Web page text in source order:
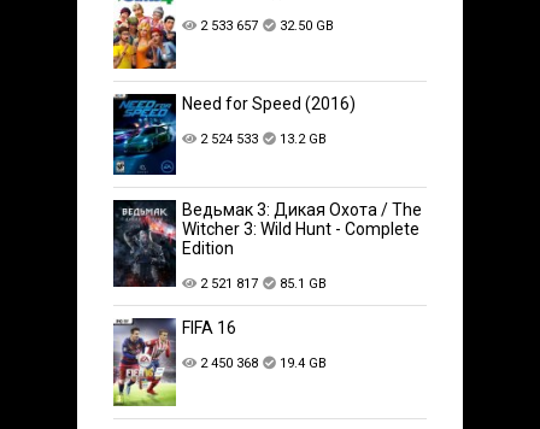
2 533 657 32.50 GB
Need for Speed (2016)
2 524 533 13.2 GB
Ведьмак 3: Дикая Охота / The
Witcher 3: Wild Hunt - Complete
Edition
2 521 817 85.1 GB
FIFA 16
2 450 368 19.4 GB